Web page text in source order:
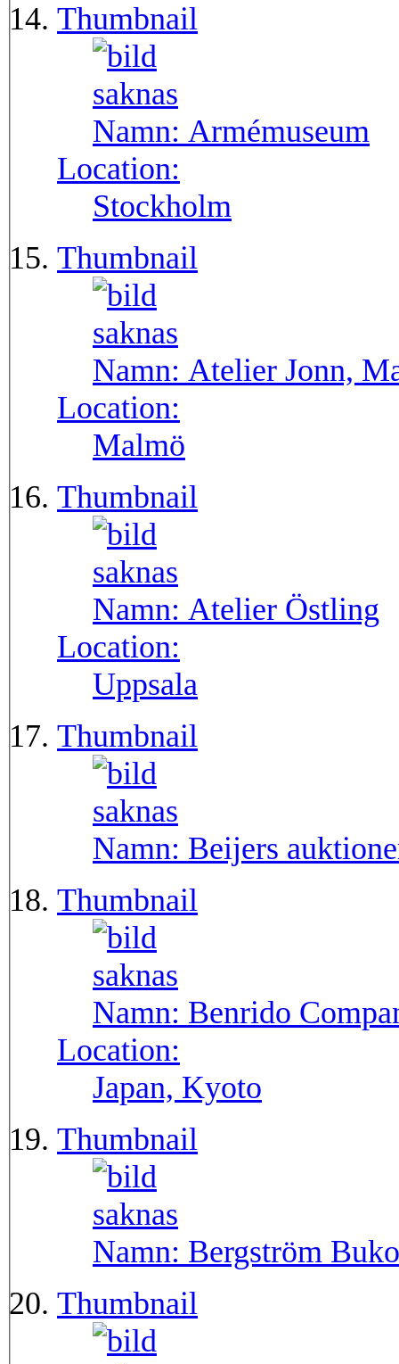
Thumbnail
Namn: Armémuseum
Location:
Stockholm
Thumbnail
Namn: Atelier Jonn,
Location:
Malmö
Thumbnail
Namn: Atelier Östling
Location:
Uppsala
Thumbnail
Namn: Beijers
Thumbnail
Namn: Benrido
Location:
Japan, Kyoto
Thumbnail
Namn: Bergström
Thumbnail